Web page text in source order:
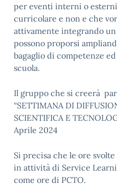
per eventi interni o
curricolare e non e che
attivamente integrando
possono proporsi
bagaglio di competenze
scuola.
Il gruppo che si creerà
“SETTIMANA DI
SCIENTIFICA E
Aprile 2024
Si precisa che le ore
in attività di Service
come ore di PCTO.